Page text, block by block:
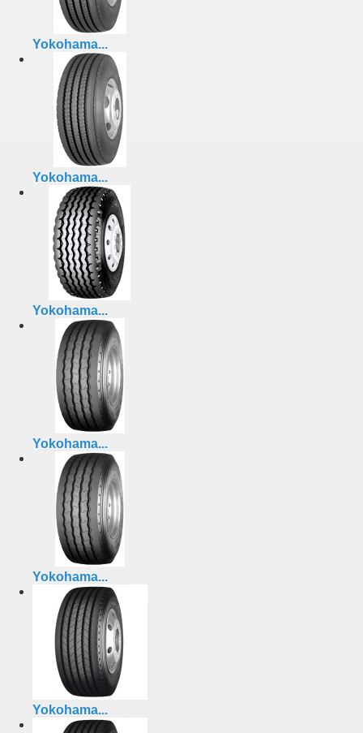
Yokohama...
Yokohama...
Yokohama...
Yokohama...
Yokohama...
Yokohama...